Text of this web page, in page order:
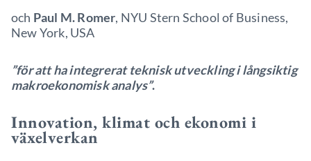
och Paul M. Romer, NYU Stern School of Business,
New York, USA
”för att ha integrerat teknisk utveckling i långsiktig
makroekonomisk analys”.
Innovation, klimat och ekonomi i
växelverkan